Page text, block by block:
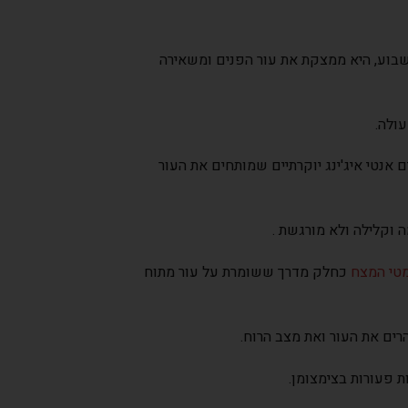
היא ממצקת את עור הפנים ומשאירה
איג'ינג יוקרתיים שמותחים את העור
וקלילה ולא מורגשת .
כחלק מדרך ששומרת על עור מתוח
את העור ואת מצב הרוח.
פעורות בצימצומן.